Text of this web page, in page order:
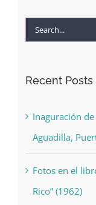
Search
Recent Posts
Inaguración
Aguadilla,
Fotos en el
Rico” (1962)